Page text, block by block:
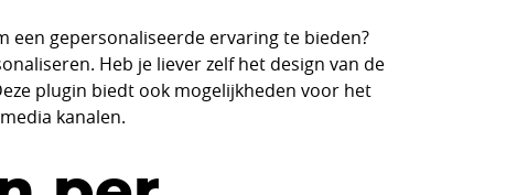
een gepersonaliseerde ervaring te bieden?
Heb je liever zelf het design van de
plugin biedt ook mogelijkheden voor het
kanalen.